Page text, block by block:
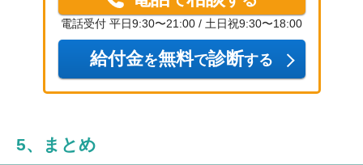
電話受付 平日9:30〜21:00 / 土日祝9:30〜18:00
給付金を無料で診断する
5、まとめ